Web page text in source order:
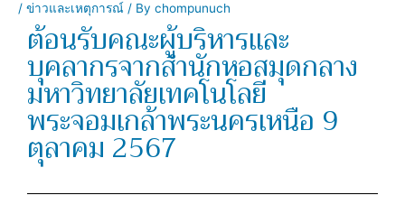
/ ข่าวและเหตุการณ์ / By chompunuch
ต้อนรับคณะผู้บริหารและ
บุคลากรจากสำนักหอสมุดกลาง
มหาวิทยาลัยเทคโนโลยี
พระจอมเกล้าพระนครเหนือ 9
ตุลาคม 2567